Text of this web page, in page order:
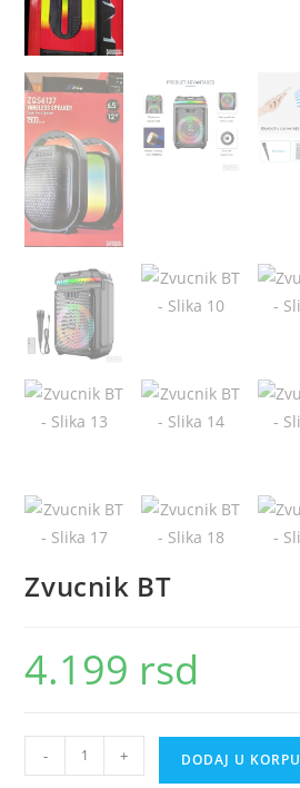
Zvucnik BT
4.199 rsd
BT
- + DODAJ U KORPU